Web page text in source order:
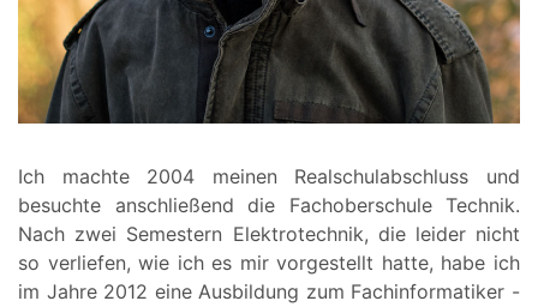
Ich machte 2004 meinen Realschulabschluss und
besuchte anschließend die Fachoberschule Technik.
Nach zwei Semestern Elektrotechnik, die leider nicht
so verliefen, wie ich es mir vorgestellt hatte, habe ich
im Jahre 2012 eine Ausbildung zum Fachinformatiker -